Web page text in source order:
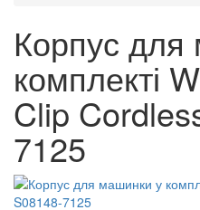
Корпус
комплекті
Clip
7125